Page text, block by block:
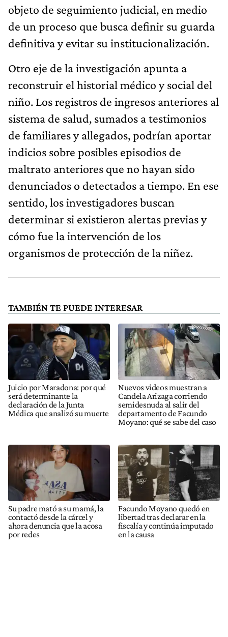
objeto de seguimiento judicial, en medio
de un proceso que busca definir su guarda
definitiva y evitar su institucionalización.
Otro eje de la investigación apunta a
reconstruir el historial médico y social del
niño. Los registros de ingresos anteriores al
sistema de salud, sumados a testimonios
de familiares y allegados, podrían aportar
indicios sobre posibles episodios de
maltrato anteriores que no hayan sido
denunciados o detectados a tiempo. En ese
sentido, los investigadores buscan
determinar si existieron alertas previas y
cómo fue la intervención de los
organismos de protección de la niñez.
TAMBIÉN TE PUEDE INTERESAR
Juicio por Maradona: por qué
será determinante la
declaración de la Junta
Médica que analizó su muerte
Nuevos videos muestran a
Candela Arizaga corriendo
semidesnuda al salir del
departamento de Facundo
Moyano: qué se sabe del caso
Su padre mató a su mamá, la
contactó desde la cárcel y
ahora denuncia que la acosa
por redes
Facundo Moyano quedó en
libertad tras declarar en la
fiscalía y continúa imputado
en la causa